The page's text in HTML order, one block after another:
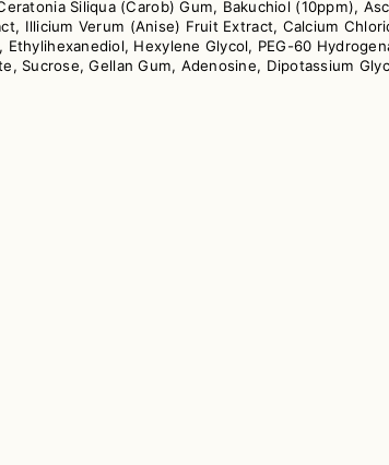
Siliqua (Carob) Gum, Bakuchiol (10ppm),
Illicium Verum (Anise) Fruit Extract, Calcium
Hexylene Glycol, PEG-60
Sucrose, Gellan Gum, Adenosine, Dipotassium